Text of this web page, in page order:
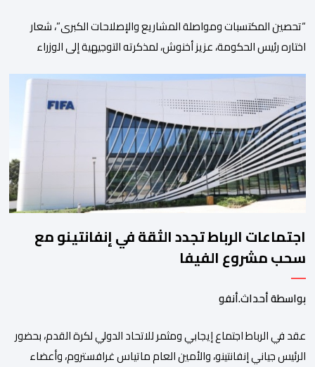
“تحصين المكتسبات ومواصلة المشاريع والإصلاحات الكبرى”، شعار
اختاره رئيس الحكومة، عزيز أخنوش، لمذكرته التوجيهية إلى الوزراء
مشروع من نوعه في ظل ولايته الحكومية. هذه الرسالة التأطيرية
ارتكزت على 4 أولويات، كما حملت ألحت على ضرورة عقلنة نفقات
التسيير، بل وتقييد التوظيف إلا في حالة الضرورة. […]
اجتماعات الرباط تجدد الثقة في إنفانتينو مع
سحب مشروع الفيفا
بواسطة أحداث.أنفو
عقد في الرباط اجتماع إيجابي ومثمر للاتحاد الدولي لكرة القدم، بحضور
الرئيس جياني إنفانتينو، والأمين العام ماتياس غرافستروم، وأعضاء